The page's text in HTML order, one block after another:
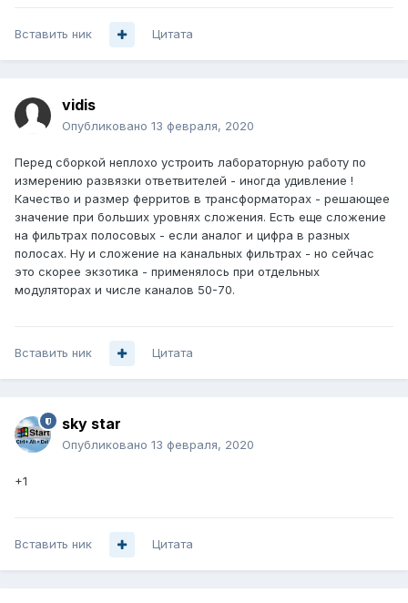
Вставить ник Цитата
vidis
Опубликовано 13 февраля, 2020
Перед сборкой неплохо устроить лабораторную работу по
измерению развязки ответвителей - иногда удивление !
Качество и размер ферритов в трансформаторах - решающее
значение при больших уровнях сложения. Есть еще сложение
на фильтрах полосовых - если аналог и цифра в разных
полосах. Ну и сложение на канальных фильтрах - но сейчас
это скорее экзотика - применялось при отдельных
модуляторах и числе каналов 50-70.
Вставить ник Цитата
sky star
Опубликовано 13 февраля, 2020
+1
Вставить ник Цитата